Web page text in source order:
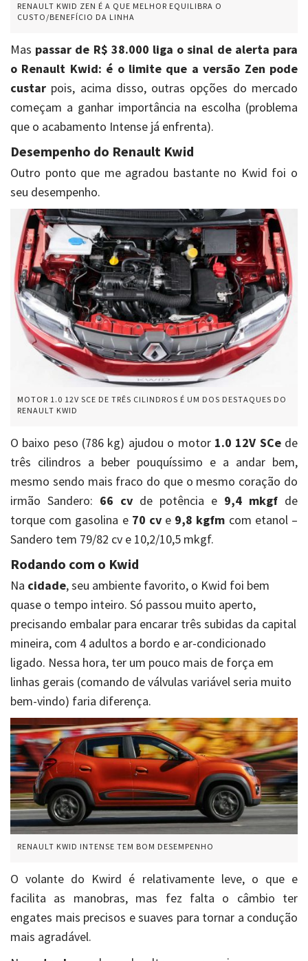
RENAULT KWID ZEN É A QUE MELHOR EQUILIBRA O
CUSTO/BENEFÍCIO DA LINHA
Mas passar de R$ 38.000 liga o sinal de alerta para
o Renault Kwid: é o limite que a versão Zen pode
custar pois, acima disso, outras opções do mercado
começam a ganhar importância na escolha (problema
que o acabamento Intense já enfrenta).
Desempenho do Renault Kwid
Outro ponto que me agradou bastante no Kwid foi o
seu desempenho.
MOTOR 1.0 12V SCE DE TRÊS CILINDROS É UM DOS DESTAQUES DO
RENAULT KWID
O baixo peso (786 kg) ajudou o motor 1.0 12V SCede
três cilindros a beber pouquíssimo e a andar bem,
mesmo sendo mais fraco do que o mesmo coração do
irmão Sandero: 66 cv de potência e 9,4 mkgf de
torque com gasolina e 70 cve 9,8 kgfm com etanol –
Sandero tem 79/82 cv e 10,2/10,5 mkgf.
Rodando com o Kwid
Na cidade, seu ambiente favorito, o Kwid foi bem
quase o tempo inteiro. Só passou muito aperto,
precisando embalar para encarar três subidas da capital
mineira, com 4 adultos a bordo e ar-condicionado
ligado. Nessa hora, ter um pouco mais de força em
linhas gerais (comando de válvulas variável seria muito
bem-vindo) faria diferença.
RENAULT KWID INTENSE TEM BOM DESEMPENHO
O volante do Kwird é relativamente leve, o que e
facilita as manobras, mas fez falta o câmbio ter
engates mais precisos e suaves para tornar a condução
mais agradável.